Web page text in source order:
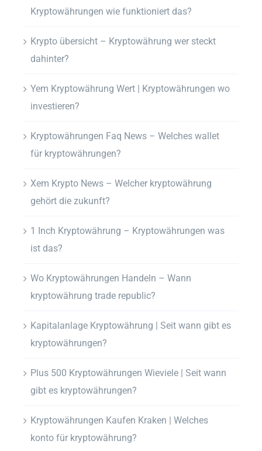
Kryptowährungen wie funktioniert das?
Krypto übersicht – Kryptowährung wer steckt
dahinter?
Yem Kryptowährung Wert | Kryptowährungen wo
investieren?
Kryptowährungen Faq News – Welches wallet
für kryptowährungen?
Xem Krypto News – Welcher kryptowährung
gehört die zukunft?
1 Inch Kryptowährung – Kryptowährungen was
ist das?
Wo Kryptowährungen Handeln – Wann
kryptowährung trade republic?
Kapitalanlage Kryptowährung | Seit wann gibt es
kryptowährungen?
Plus 500 Kryptowährungen Wieviele | Seit wann
gibt es kryptowährungen?
Kryptowährungen Kaufen Kraken | Welches
konto für kryptowährung?